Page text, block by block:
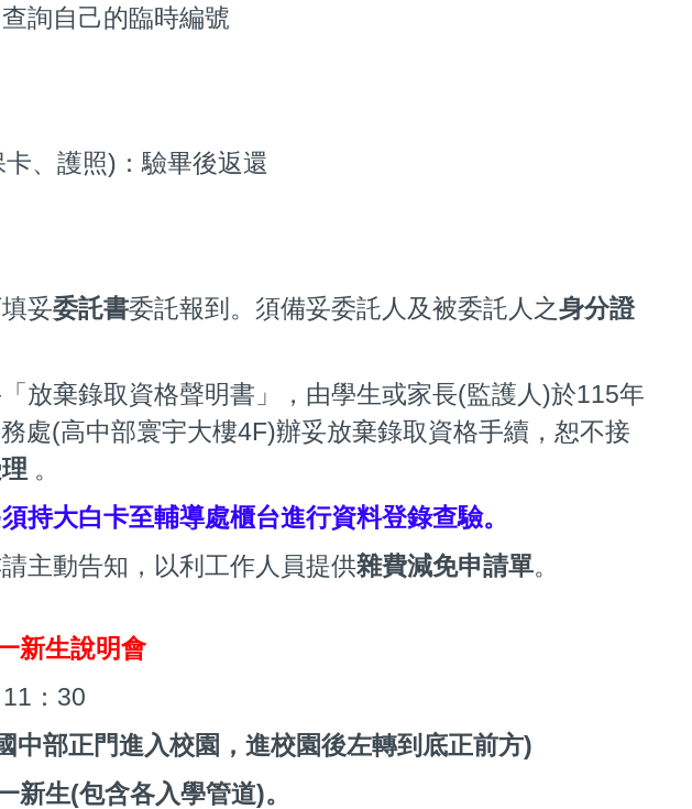
詢自己的臨時編號
、護照)：驗畢後返還
妥委託書委託報到。須備妥委託人及被委託人之身分證
放棄錄取資格聲明書」，由學生或家長(監護人)於115年
處(高中部寰宇大樓4F)辦妥放棄錄取資格手續，恕不接
。
持大白卡至輔導處櫃台進行資料登錄查驗。
主動告知，以利工作人員提供雜費減免申請單。
新生說明會
：30
中部正門進入校園，進校園後左轉到底正前方)
生(包含各入學管道)。